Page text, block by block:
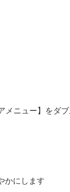
メニュー】をダ
かにします